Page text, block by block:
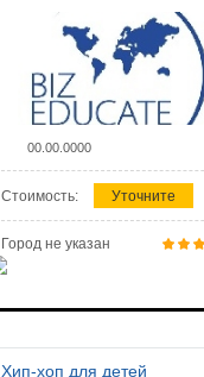
00.00.0000
Стоимость: Уточните
Город не указан
Хип-хоп для детей